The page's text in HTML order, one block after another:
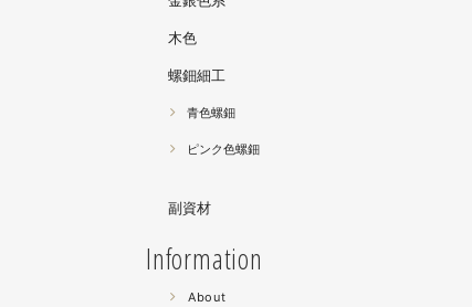
木色
螺鈿細工
青色螺鈿
ピンク色螺鈿
副資材
Information
About